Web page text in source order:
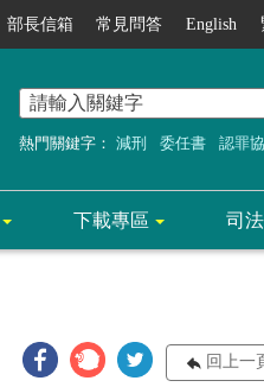
部長信箱 常見問答 English
熱門關鍵字： 減刑 委任書 認罪
下載專區 司
回上一